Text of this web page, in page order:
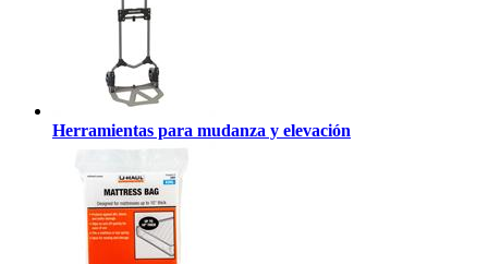
Herramientas para mudanza y elevación